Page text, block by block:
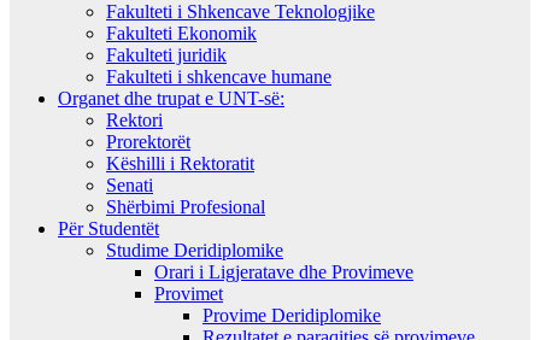
Fakulteti i Shkencave Teknologjike
Fakulteti Ekonomik
Fakulteti juridik
Fakulteti i shkencave humane
Organet dhe trupat e UNT-së:
Rektori
Prorektorët
Këshilli i Rektoratit
Senati
Shërbimi Profesional
Për Studentët
Studime Deridiplomike
Orari i Ligjeratave dhe Provimeve
Provimet
Provime Deridiplomike